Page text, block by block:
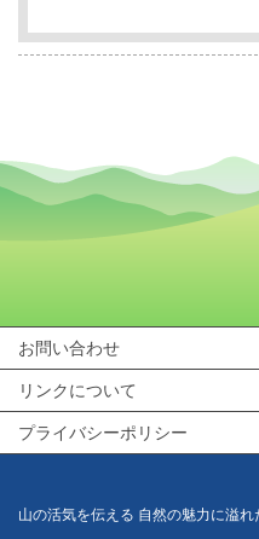
お問い合わせ
リンクについて
プライバシーポリシー
山の活気を伝える 自然の魅力に溢れ